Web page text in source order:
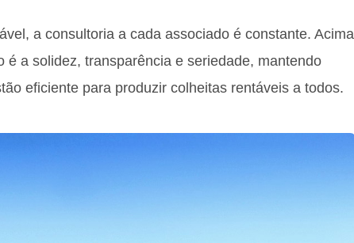
a consultoria a cada associado é constante. Acima
é a solidez, transparência e seriedade, mantendo
eficiente para produzir colheitas rentáveis a todos.